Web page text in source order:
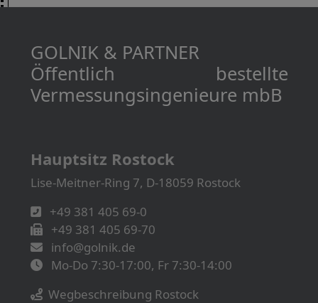
GOLNIK & PARTNER
Öffentlich bestellte
Vermessungs­­ingenieure mbB
Hauptsitz Rostock
Lise-Meitner-Ring 7, D-18059 Rostock
+49 381 405 69-0
+49 381 405 69-70
info@golnik.de
Mo-Do 7:30-17:00, Fr 7:30-14:00
Wegbeschreibung Rostock